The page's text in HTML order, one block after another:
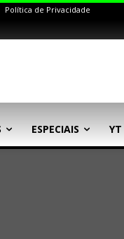
Política de Privacidade
ESPECIAIS YT